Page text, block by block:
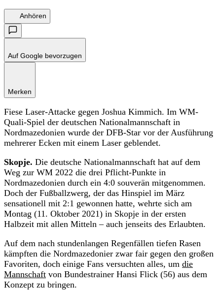
Anhören
Auf Google bevorzugen
Merken
Fiese Laser-Attacke gegen Joshua Kimmich. Im WM-
Quali-Spiel der deutschen Nationalmannschaft in
Nordmazedonien wurde der DFB-Star vor der Ausführung
mehrerer Ecken mit einem Laser geblendet.
Skopje. Die deutsche Nationalmannschaft hat auf dem
Weg zur WM 2022 die drei Pflicht-Punkte in
Nordmazedonien durch ein 4:0 souverän mitgenommen.
Doch der Fußballzwerg, der das Hinspiel im März
sensationell mit 2:1 gewonnen hatte, wehrte sich am
Montag (11. Oktober 2021) in Skopje in der ersten
Halbzeit mit allen Mitteln – auch jenseits des Erlaubten.
Auf dem nach stundenlangen Regenfällen tiefen Rasen
kämpften die Nordmazedonier zwar fair gegen den großen
Favoriten, doch einige Fans versuchten alles, um die
Mannschaft von Bundestrainer Hansi Flick (56) aus dem
Konzept zu bringen.